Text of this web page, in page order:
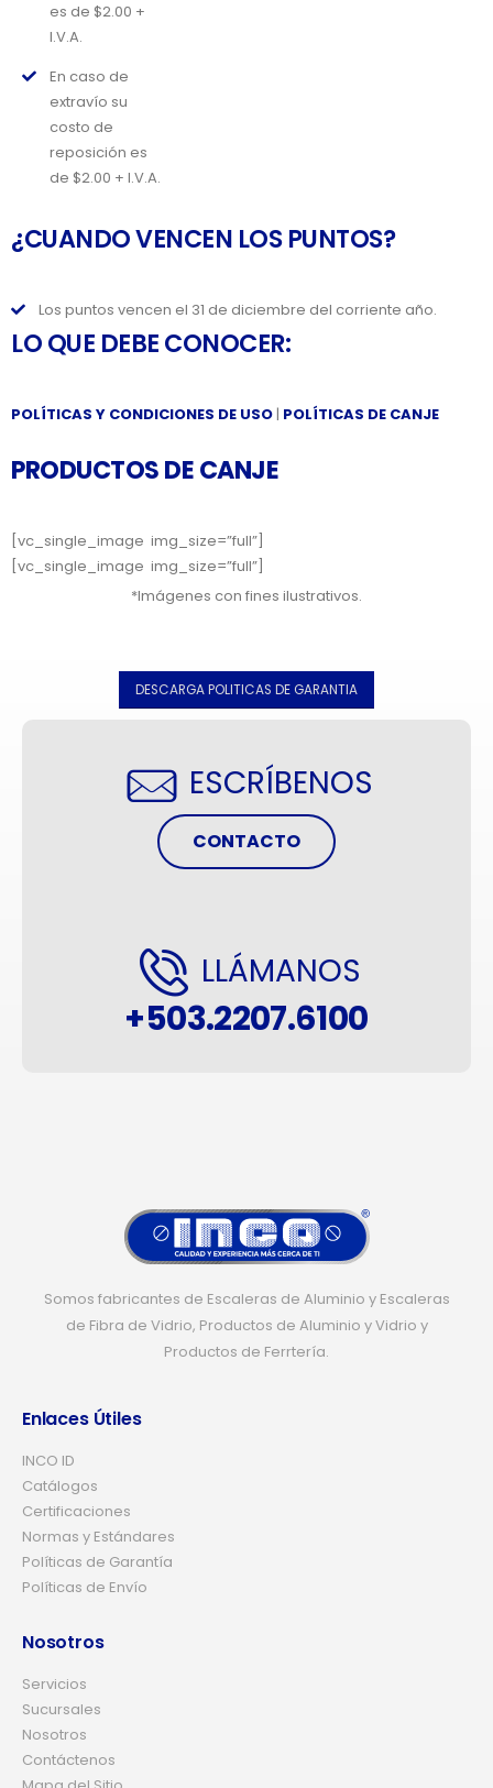
es de $2.00 +
I.V.A.
En caso de
extravío su
costo de
reposición es
de $2.00 + I.V.A.
¿CUANDO VENCEN LOS PUNTOS?
Los puntos vencen el 31 de diciembre del corriente año.
LO QUE DEBE CONOCER:
POLÍTICAS Y CONDICIONES DE USO| POLÍTICAS DE CANJE
PRODUCTOS DE CANJE
[vc_single_image img_size=”full”]
[vc_single_image img_size=”full”]
*Imágenes con fines ilustrativos.
DESCARGA POLITICAS DE GARANTIA
ESCRÍBENOS
CONTACTO
LLÁMANOS
+503.2207.6100
Somos fabricantes de Escaleras de Aluminio y Escaleras
de Fibra de Vidrio, Productos de Aluminio y Vidrio y
Productos de Ferrtería.
Enlaces Útiles
INCO ID
Catálogos
Certificaciones
Normas y Estándares
Políticas de Garantía
Políticas de Envío
Nosotros
Servicios
Sucursales
Nosotros
Contáctenos